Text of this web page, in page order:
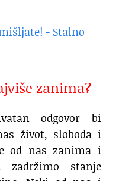
zanima?
odgovor bi
život, sloboda i
od nas zanima i
stanje